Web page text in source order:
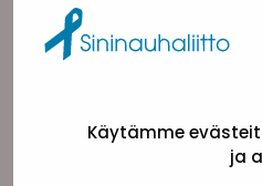
Käytämme
ja
Tietosuojaseloste